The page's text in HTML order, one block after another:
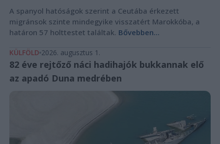
A spanyol hatóságok szerint a Ceutába érkezett
migránsok szinte mindegyike visszatért Marokkóba, a
határon 57 holttestet találtak. Bővebben...
KÜLFÖLD 2026. augusztus 1.
82 éve rejtőző náci hadihajók bukkannak elő
az apadó Duna medrében